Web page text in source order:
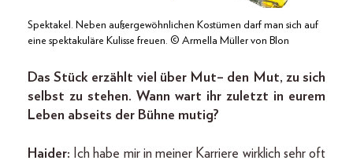
Spektakel. Neben außer­gewöhnlichen Kostümen darf man sich auf
eine spektakuläre Kulisse freuen. © Armella Müller von Blon
Das Stück erzählt viel über Mut – den Mut, zu sich
selbst zu stehen. Wann wart ihr zuletzt in eurem
Leben abseits der Bühne mutig?
Haider: Ich habe mir in meiner Karriere wirklich sehr oft